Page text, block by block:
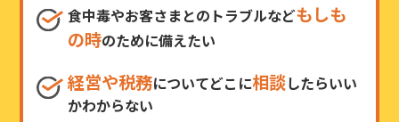
食中毒やお客さまとのトラブルなどもしも
の時のために備えたい
経営や税務についてどこに相談したらいい
かわからない